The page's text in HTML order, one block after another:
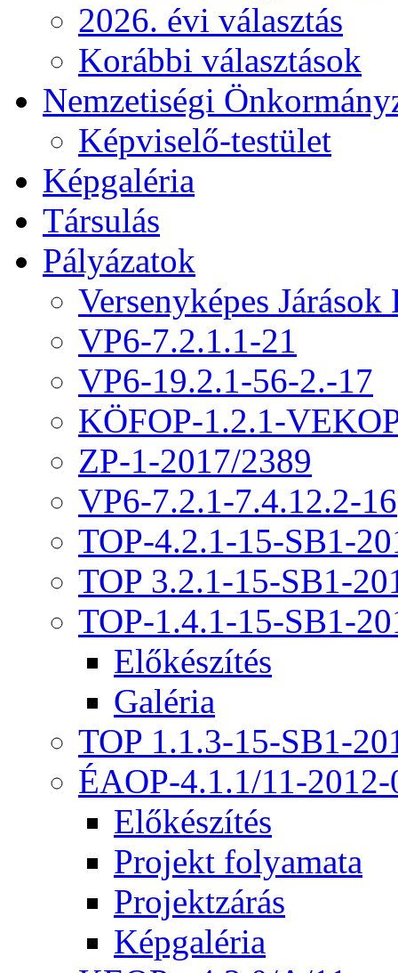
2026. évi választás
Korábbi választások
Nemzetiségi
Képviselő-testület
Képgaléria
Társulás
Pályázatok
Versenyképes Járások
VP6-7.2.1.1-21
VP6-19.2.1-56-2.-17
KÖFOP-1.2.1-
ZP-1-2017/2389
VP6-7.2.1-7.4.12.2-16
TOP-4.2.1-15-SB1-
TOP 3.2.1-15-SB1-
TOP-1.4.1-15-SB1-
Előkészítés
Galéria
TOP 1.1.3-15-SB1-
ÉAOP-4.1.1/11-2012-
Előkészítés
Projekt folyamata
Projektzárás
Képgaléria